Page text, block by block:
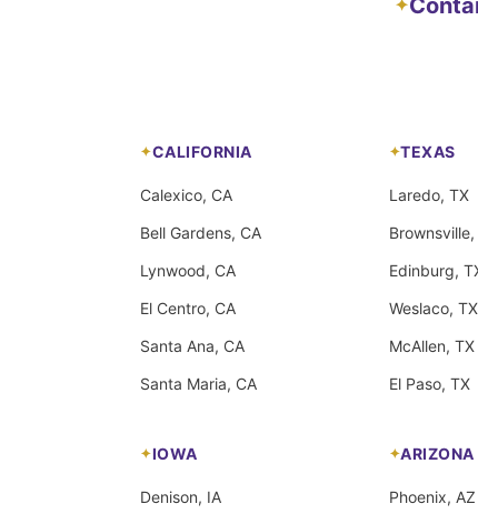
✦
CALIFORNIA
Calexico, CA
Bell Gardens, CA
Lynwood, CA
El Centro, CA
Santa Ana, CA
Santa Maria, CA
TEXAS
Laredo, TX
Brownsville,
Edinburg,
Weslaco, TX
McAllen, TX
El Paso, TX
IOWA
Denison, IA
ARIZONA
Phoenix, AZ